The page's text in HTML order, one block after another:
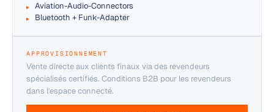
Aviation-Audio-Connectors
Bluetooth + Funk-Adapter
APPROVISIONNEMENT
Vente directe aux clients finaux via des revendeurs
spécialisés certifiés. Conditions B2B pour les revendeurs
dans l'espace connecté.